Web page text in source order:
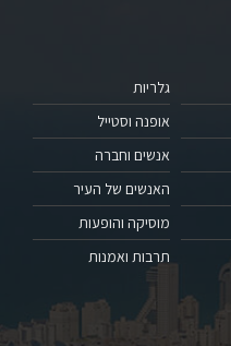
גלריות
אופנה וסטייל
אנשים וחברה
האנשים של העיר
מוסיקה והופעות
תרבות ואמנות